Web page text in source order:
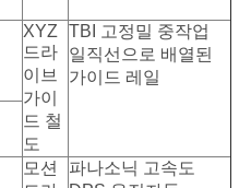
XYZ
드라
이브
가이
드 철
도
TBI 고정밀 중작업
일직선으로 배열된
가이드 레일
모션
파나소닉 고속도